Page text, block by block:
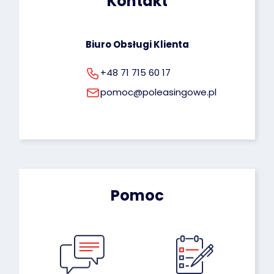
Biuro Obsługi Klienta
+48 71 715 60 17
pomoc@poleasingowe.pl
Pomoc